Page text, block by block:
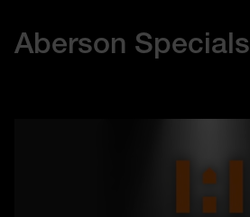
Aberson Specials